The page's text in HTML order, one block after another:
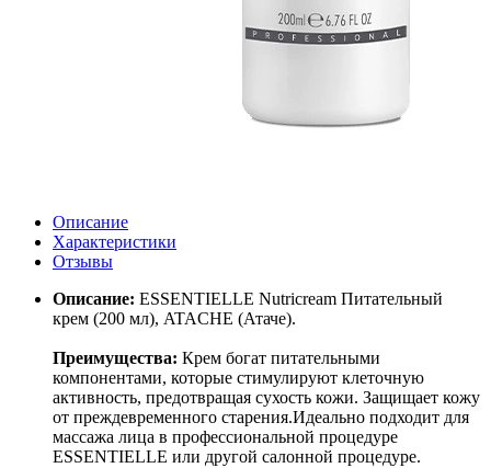
Описание
Характеристики
Отзывы
Описание: ESSENTIELLE Nutricream Питательный
крем (200 мл), ATACHE (Атаче).
Преимущества: Крем богат питательными
компонентами, которые стимулируют клеточную
активность, предотвращая сухость кожи. Защищает кожу
от преждевременного старения.Идеально подходит для
массажа лица в профессиональной процедуре
ESSENTIELLE или другой салонной процедуре.